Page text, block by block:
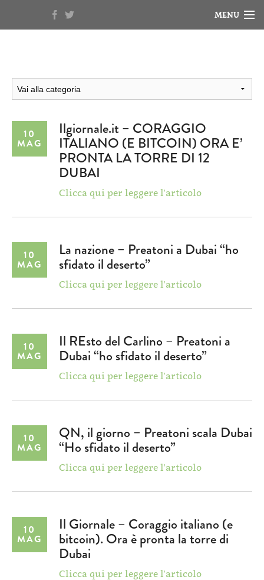
MENU
RASSEGNA STAMPA
VIDEO
10
MAG
Ilgiornale.it – CORAGGIO
ITALIANO (E BITCOIN) ORA E’
PRONTA LA TORRE DI 12
DUBAI
Clicca qui per leggere l’articolo
10
MAG
La nazione – Preatoni a Dubai “ho
sfidato il deserto”
Clicca qui per leggere l’articolo
10
MAG
Il REsto del Carlino – Preatoni a
Dubai “ho sfidato il deserto”
Clicca qui per leggere l’articolo
10
MAG
QN, il giorno – Preatoni scala Dubai
“Ho sfidato il deserto”
Clicca qui per leggere l’articolo
10
MAG
Il Giornale – Coraggio italiano (e
bitcoin). Ora è pronta la torre di
Dubai
Clicca qui per leggere l’articolo